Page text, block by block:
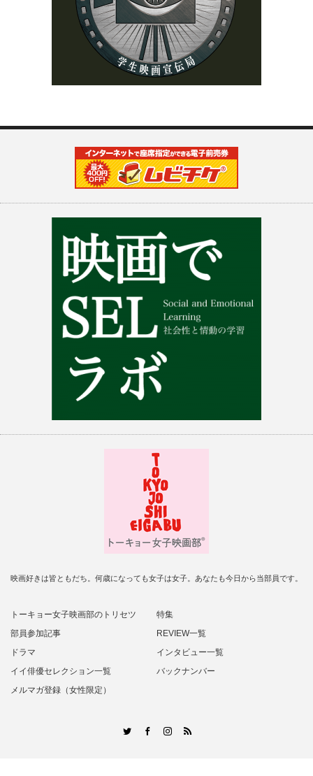
映画好きは皆ともだち。何歳になっても女子は女子。あなたも今日から当部員です。
トーキョー女子映画部のトリセツ
特集
部員参加記事
REVIEW一覧
ドラマ
インタビュー一覧
イイ俳優セレクション一覧
バックナンバー
メルマガ登録（女性限定）
TwitterFacebookInstagram
RSS